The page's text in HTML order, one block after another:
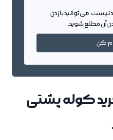
نیست. می توانید با زدن
آن مطلع شوید.
کن
کوله پشتی